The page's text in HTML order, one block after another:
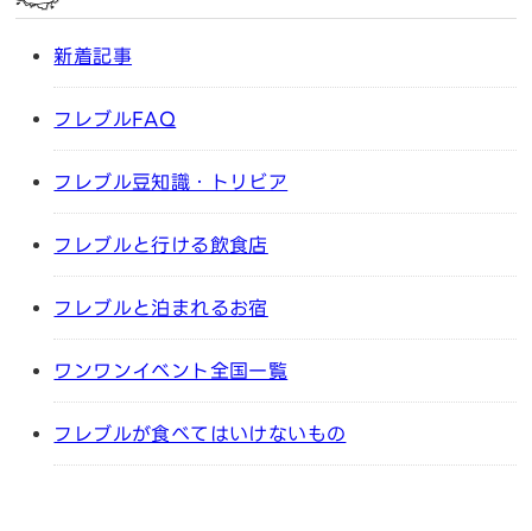
新着記事
フレブルFAQ
フレブル豆知識・トリビア
フレブルと行ける飲食店
フレブルと泊まれるお宿
ワンワンイベント全国一覧
フレブルが食べてはいけないもの